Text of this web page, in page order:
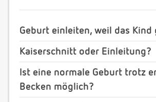
Geburt einleiten, weil das Kind
Kaiserschnitt oder Einleitung?
Ist eine normale Geburt trotz
Becken möglich?